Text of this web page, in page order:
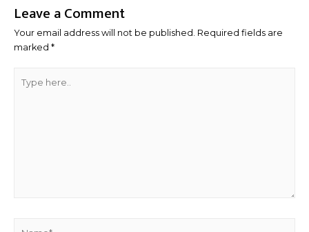
Leave a Comment
Your email address will not be published. Required fields are
marked *